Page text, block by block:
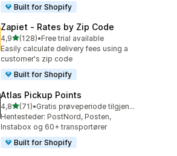
Built for Shopify
Zapiet ‑ Rates by Zip Code
4,9av 5 stjerner
(128)
Totalt 128 omtaler
•Free trial available
Easily calculate delivery fees using a
customer's zip code
Built for Shopify
Atlas Pickup Points
4,8av 5 stjerner
(71)
Totalt 71 omtaler
•
Gratis prøveperiode tilgjengelig
Hentesteder: PostNord, Posten,
Instabox og 60+ transportører
Built for Shopify